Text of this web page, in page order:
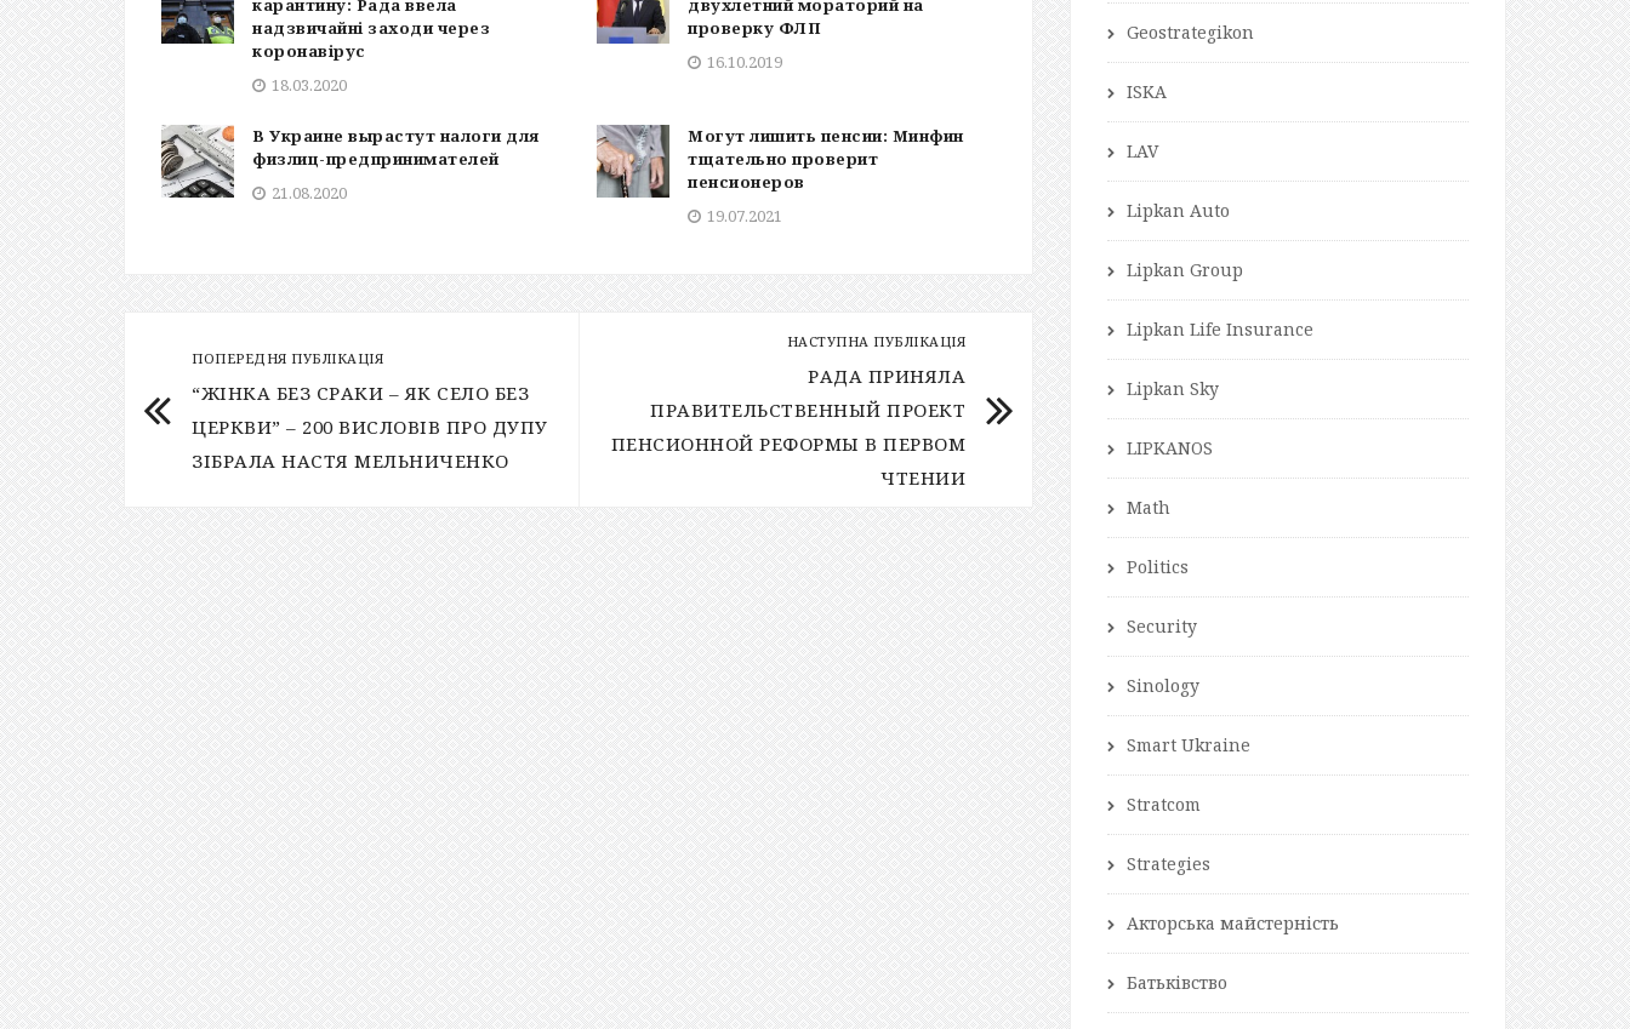
карантину: Рада ввела
надзвичайні заходи через
коронавірус
18.03.2020
двухлетний мораторий на
проверку ФЛП
16.10.2019
В Украине вырастут налоги для
физлиц-предпринимателей
21.08.2020
Могут лишить пенсии: Минфин
тщательно проверит
пенсионеров
19.07.2021
ПОПЕРЕДНЯ ПУБЛІКАЦІЯ
“ЖІНКА БЕЗ СРАКИ – ЯК СЕЛО БЕЗ
ЦЕРКВИ” – 200 ВИСЛОВІВ ПРО ДУПУ
ЗІБРАЛА НАСТЯ МЕЛЬНИЧЕНКО
НАСТУПНА ПУБЛІКАЦІЯ
РАДА ПРИНЯЛА
ПРАВИТЕЛЬСТВЕННЫЙ ПРОЕКТ
ПЕНСИОННОЙ РЕФОРМЫ В ПЕРВОМ
ЧТЕНИИ
Geostrategikon
ISKA
LAV
Lipkan Auto
Lipkan Group
Lipkan Life Insurance
Lipkan Sky
LIPKANOS
Math
Politics
Security
Sinology
Smart Ukraine
Stratcom
Strategies
Акторська майстерність
Батьківство